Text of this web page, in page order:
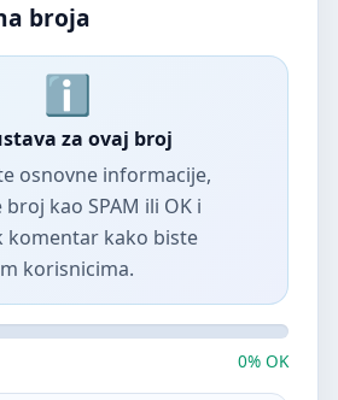
broja
za ovaj broj
osnovne informacije,
kao SPAM ili OK i
komentar kako biste
korisnicima.
0% OK